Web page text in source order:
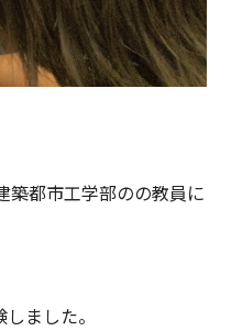
築都市工学部のの教員に
ました。